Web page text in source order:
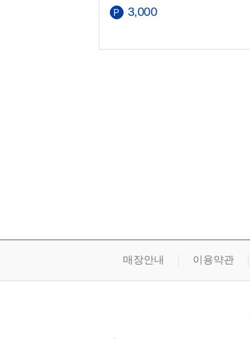
3,000
매장안내 이용약관